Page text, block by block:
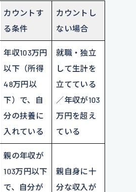
カウントす
る条件
カウントし
ない場合
年収103万円
以下（所得
48万円以
下）で、自
分の扶養に
入れている
就職・独立
して生計を
立てている
／年収が103
万円を超え
ている
親の年収が
103万円以下
で、自分が
親自身に十
分な収入が